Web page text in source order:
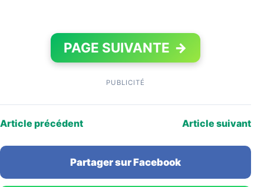
PAGE SUIVANTE →
PUBLICITÉ
Article précédent Article suivant
Partager sur Facebook